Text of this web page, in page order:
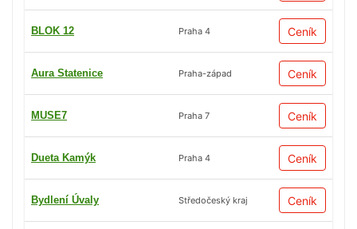
BLOK 12 Praha 4 Ceník
Aura Statenice Praha-západ Ceník
MUSE7 Praha 7 Ceník
Dueta Kamýk Praha 4 Ceník
Bydlení Úvaly Středočeský kraj Ceník